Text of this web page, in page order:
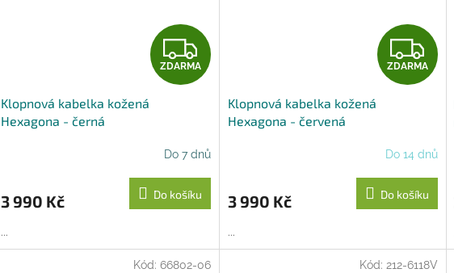
Z
D
R
M
A
ZDARMA
Klopnová kabelka kožená
Hexagona - černá
Do 7 dnů
3 990 Kč Do košíku
...
Z
D
R
M
A
ZDARMA
Klopnová kabelka kožená
Hexagona - červená
Do 14 dnů
3 990 Kč Do košíku
...
Kód: 66802-06 Kód: 212-6118V